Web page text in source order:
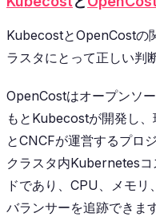
KubecostとOpenCostの
ラスタにとって正しい判
OpenCostはオープンソ
もとKubecostが開発し
とCNCFが運営するプロ
クラスタ内Kubernetes
ドであり、CPU、メモ
バランサーを追跡できま